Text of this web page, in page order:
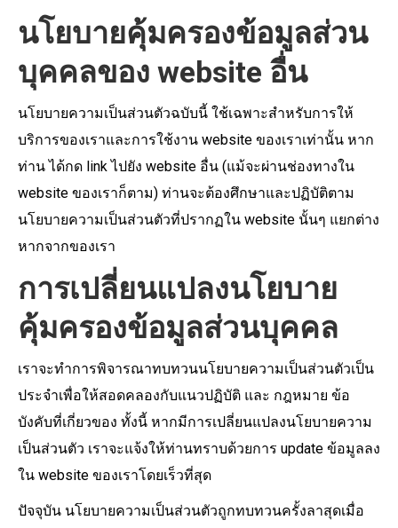
นโยบายคุ้มครองข้อมูลส่วน
บุคคลของ website อื่น
นโยบายความเป็นส่วนตัวฉบับนี้ ใช้เฉพาะสำหรับการให้
บริการของเราและการใช้งาน website ของเราเท่านั้น หาก
ท่าน ได้กด link ไปยัง website อื่น (แม้จะผ่านช่องทางใน
website ของเราก็ตาม) ท่านจะต้องศึกษาและปฏิบัติตาม
นโยบายความเป็นส่วนตัวที่ปรากฏใน website นั้นๆ แยกต่าง
หากจากของเรา
การเปลี่ยนแปลงนโยบาย
คุ้มครองข้อมูลส่วนบุคคล
เราจะทำการพิจารณาทบทวนนโยบายความเป็นส่วนตัวเป็น
ประจำเพื่อให้สอดคลองกับแนวปฏิบัติ และ กฎหมาย ข้อ
บังคับที่เกี่ยวของ ทั้งนี้ หากมีการเปลี่ยนแปลงนโยบายความ
เป็นส่วนตัว เราจะแจ้งให้ท่านทราบด้วยการ update ข้อมูลลง
ใน website ของเราโดยเร็วที่สุด
ปัจจุบัน นโยบายความเป็นส่วนตัวถูกทบทวนครั้งลาสุดเมื่อ